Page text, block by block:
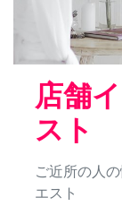
店舗
スト
ご近所の人
エスト